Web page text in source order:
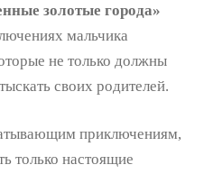
золотые города»
мальчика
не только должны
своих родителей.
приключениям,
только настоящие